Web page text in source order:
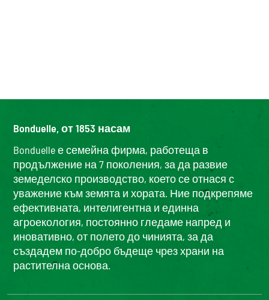
Bonduelle, от 1853 насам
Bonduelle е семейна фирма, работеща в
продължение на 7 поколения, за да развие
земеделско производство, което се отнася с
уважение към земята и хората. Ние подкрепяме
ефективната, интелигентна и единна
агроекология, постоянно гледаме напред и
иновативно, от полето до чинията, за да
създадем по-добро бъдеще чрез храни на
растителна основа.